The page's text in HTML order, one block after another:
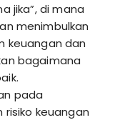
jika”, di mana
menimbulkan
keuangan dan
bagaimana
pada
keuangan